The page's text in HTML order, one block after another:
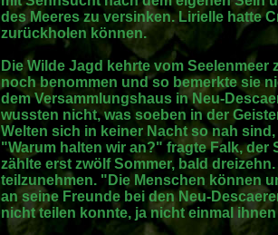
des Meeres zu versinken. Lirielle hatte
zurückholen können.
Die Wilde Jagd kehrte vom
noch benommen und so bemerkte sie
dem Versammlungshaus in Neu-
wussten nicht, was soeben in der
Welten sich in keiner Nacht so nah sind,
"Warum halten wir an?" fragte Falk, der
zählte erst zwölf Sommer, bald
teilzunehmen. "Die Menschen können
an seine Freunde bei den Neu-
nicht teilen konnte, ja nicht einmal